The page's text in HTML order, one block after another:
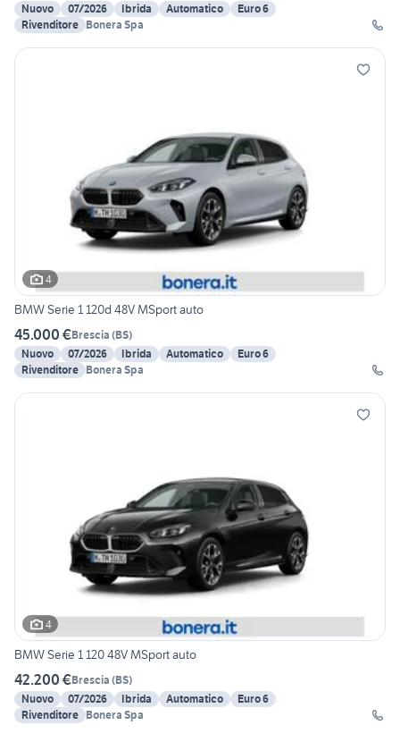
Nuovo
07/2026 Ibrida Automatico
Euro 6
Rivenditore Bonera Spa
4
BMW Serie 1 120d 48V MSport auto
45.000 €Brescia (BS)
Nuovo
07/2026 Ibrida Automatico
Euro 6
Rivenditore Bonera Spa
4
BMW Serie 1 120 48V MSport auto
42.200 €Brescia (BS)
Nuovo
07/2026 Ibrida Automatico
Euro 6
Rivenditore Bonera Spa